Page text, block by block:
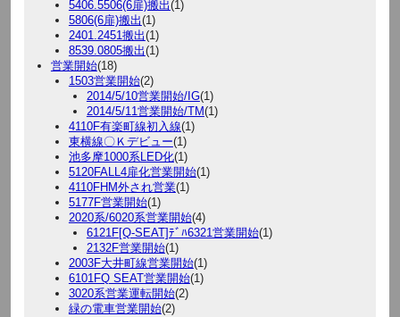
5406.5506(6扉)搬出(1)
5806(6扉)搬出(1)
2401.2451搬出(1)
8539.0805搬出(1)
営業開始(18)
1503営業開始(2)
2014/5/10営業開始/IG(1)
2014/5/11営業開始/TM(1)
4110F有楽町線初入線(1)
東横線〇Ｋデビュー(1)
池多摩1000系LED化(1)
5120FALL4扉化営業開始(1)
4110FHM外され営業(1)
5177F営業開始(1)
2020系/6020系営業開始(4)
6121F[Q-SEAT]ﾃﾞﾊ6321営業開始(1)
2132F営業開始(1)
2003F大井町線営業開始(1)
6101FQ SEAT営業開始(1)
3020系営業運転開始(2)
緑の電車営業開始(2)